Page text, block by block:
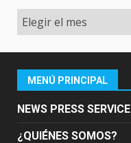
Archivo
MENÚ PRINCIPAL
NEWS PRESS SERVICE
¿QUIÉNES SOMOS?